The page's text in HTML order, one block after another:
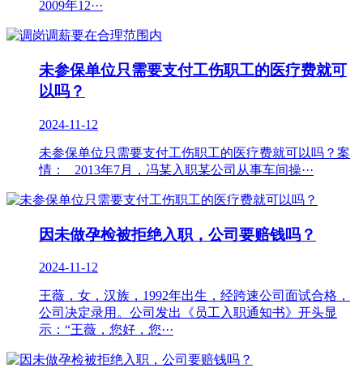
2009年12···
未参保单位只需要支付工伤职工的医疗费就可
以吗？
2024-11-12
未参保单位只需要支付工伤职工的医疗费就可以吗？案
情： 2013年7月，冯某入职某公司从事车间操···
因未做孕检被拒绝入职，公司要赔钱吗？
2024-11-12
王薇，女，汉族，1992年出生，经跨速公司面试合格，
公司决定录用。公司发出《员工入职通知书》开头显
示：“王薇，您好，您···